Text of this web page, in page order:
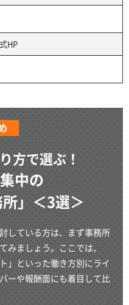
HP
方で選ぶ！
中の
所」＜3選＞
している方は、まず事務所
みましょう。ここでは、
」といった働き方別にライ
ーや報酬面にも着目して比